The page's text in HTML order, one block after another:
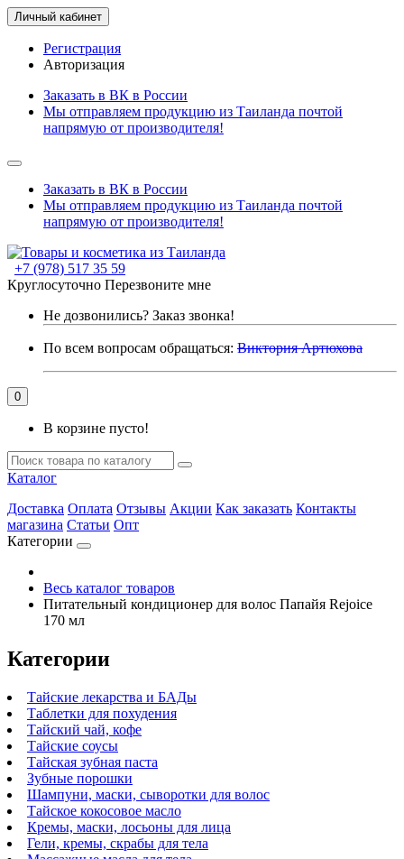
Личный кабинет
Регистрация
Авторизация
Заказать в ВК в России
Мы отправляем продукцию из Таиланда почтой
напрямую от производителя!
Заказать в ВК в России
Мы отправляем продукцию из Таиланда почтой
напрямую от производителя!
+7 (978) 517 35 59
Круглосуточно Перезвоните мне
Не дозвонились? Заказ звонка!
По всем вопросам обращаться: Виктория Артюхова
0
В корзине пусто!
Каталог
Доставка Оплата Отзывы Акции Как заказать Контакты
магазина Статьи Опт
Категории
Весь каталог товаров
Питательный кондиционер для волос Папайя Rejoice
170 мл
Категории
Тайские лекарства и БАДы
Таблетки для похудения
Тайский чай, кофе
Тайские соусы
Тайская зубная паста
Зубные порошки
Шампуни, маски, сыворотки для волос
Тайское кокосовое масло
Кремы, маски, лосьоны для лица
Гели, кремы, скрабы для тела